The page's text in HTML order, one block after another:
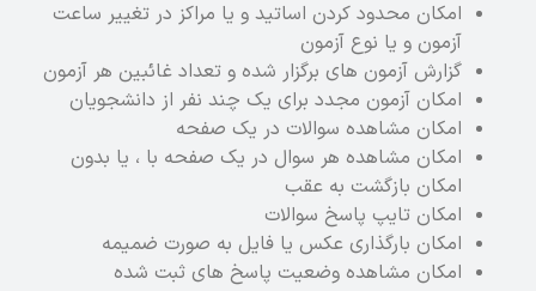
امکان محدود کردن اساتید و یا مراکز در تغییر ساعت
آزمون و یا نوع آزمون
گزارش آزمون های برگزار شده و تعداد غائبین هر آزمون
امکان آزمون مجدد برای یک چند نفر از دانشجویان
امکان مشاهده سوالات در یک صفحه
امکان مشاهده هر سوال در یک صفحه با ، یا بدون
امکان بازگشت به عقب
امکان تایپ پاسخ سوالات
امکان بارگذاری عکس یا فایل به صورت ضمیمه
امکان مشاهده وضعیت پاسخ های ثبت شده